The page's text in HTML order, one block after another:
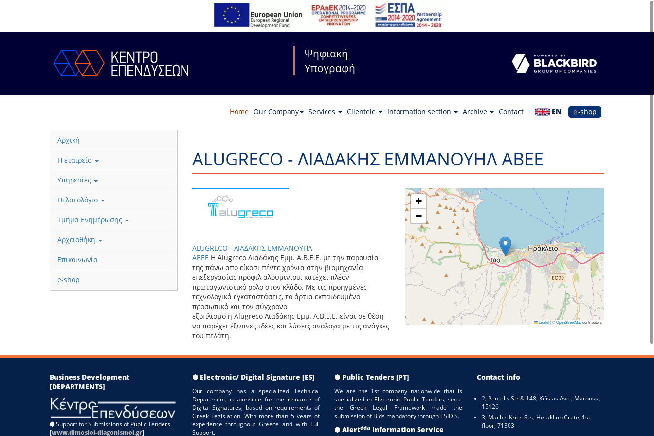
Ψηφιακή
Υπογραφή
Home Our Company Services Clientele Information section Archive Contact EN e-shop
Αρχική
Η εταιρεία
Υπηρεσίες
Πελατολόγιο
Τμήμα Ενημέρωσης
Αρχειοθήκη
Επικοινωνία
e-shop
ALUGRECO - ΛΙΑΔΑΚΗΣ ΕΜΜΑΝΟΥΗΛ ΑΒΕΕ
ALUGRECO - ΛΙΑΔΑΚΗΣ ΕΜΜΑΝΟΥΗΛ
ΑΒΕΕ H Alugreco Λιαδάκης Εμμ. Α.Β.Ε.Ε. με την παρουσία
της πάνω απο είκοσι πέντε χρόνια στην βιομηχανία
επεξεργασίας προφιλ αλουμινίου, κατέχει πλέον
πρωταγωνιστικό ρόλο στον κλάδο. Με τις προηγμένες
τεχνολογικά εγκαταστάσεις, το άρτια εκπαιδευμένο
προσωπικό και τον σύγχρονο
εξοπλισμό η Alugreco Λιαδάκης Εμμ. Α.Β.Ε.Ε. είναι σε θέση
να παρέχει έξυπνες ιδέες και λύσεις ανάλογα με τις ανάγκες
του πελάτη.
+
−
Leaflet|©OpenStreetMapcontributors
Business Development
[DEPARTMENTS]
⬢Support for Submissions of Public Tenders
[www.dimosioi-diagonismoi.gr]
⬢ Electronic/ Digital Signature [ES]
Our company has a specialized Technical
Department, responsible for the issuance of
Digital Signatures, based on requirements of
Greek Legislation. With more than 5 years of
experience throughout Greece and with Full
Support.
⬢ Public Tenders [PT]
We are the 1st company nationwide that is
specialized in Electronic Public Tenders, since
the Greek Legal Framework made the
submission of Bids mandatory through ESIDIS.
⬢ Alertdda Information Service
Contact info
2, Pentelis Str.& 148, Kifisias Ave., Maroussi,
15126
3, Machis Kritis Str., Heraklion Crete, 1st
floor, 71303